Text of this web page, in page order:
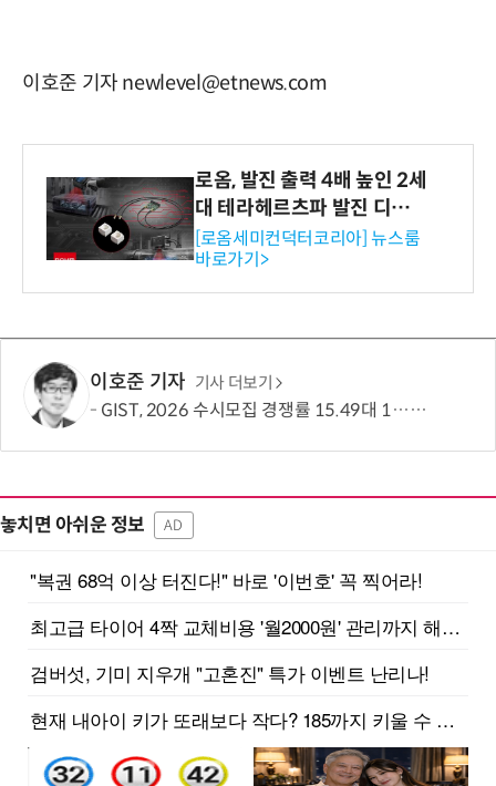
이호준 기자 newlevel@etnews.com
로옴, 발진 출력 4배 높인 2세
대 테라헤르츠파 발진 디바이
스 개발
[로옴세미컨덕터코리아] 뉴스룸
바로가기>
이호준 기자 기사 더보기
GIST, 2026 수시모집 경쟁률 15.49대 1…최근 5년간 지원자 62% ↑
놓치면 아쉬운 정보 AD